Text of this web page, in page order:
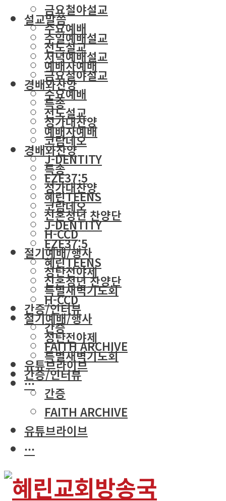
금요철야설교
수요예배
전도설교
예배자예배
경배와찬양
특송
성가대찬양
코람데오
J-DENTITY
EZE37:5
혜린TEENS
신혼청년 찬양단
H-CCD
절기예배/행사
성탄전야제
특별새벽기도회
간증/인터뷰
간증
FAITH ARCHIVE
유튜브라이브
···
설교말씀
주일예배설교
저녁예배설교
금요철야설교
수요예배
전도설교
예배자예배
경배와찬양
특송
성가대찬양
코람데오
J-DENTITY
EZE37:5
혜린TEENS
신혼청년 찬양단
H-CCD
절기예배/행사
성탄전야제
특별새벽기도회
간증/인터뷰
간증
FAITH ARCHIVE
유튜브라이브
···